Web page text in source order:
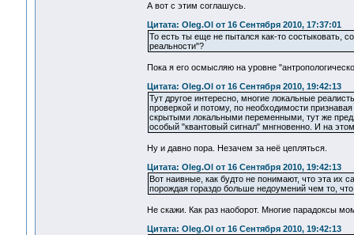
А вот с этим соглашусь.
Цитата: Oleg.Ol от 16 Сентября 2010, 17:37:01
То есть ты еще не пытался как-то состыковать,
реальности"?
Пока я его осмысляю на уровне
Цитата: Oleg.Ol от 16 Сентября 2010, 19:42:13
Тут другое интересно, многие локальные
проверкой и потому, по необходимости
скрытыми локальными переменными, тут же
особый "квантовый сигнал" мнгновенно. И на
Ну и давно пора. Незачем за неё цепляться.
Цитата: Oleg.Ol от 16 Сентября 2010, 19:42:13
Вот наивные, как будто не понимают, что эта их
порождая гораздо больше недоумений чем то,
Не скажи. Как раз наоборот. Многие парадоксы
Цитата: Oleg.Ol от 16 Сентября 2010, 19:42:13